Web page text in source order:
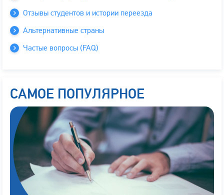
Отзывы студентов и истории переезда
Альтернативные страны
Частые вопросы (FAQ)
САМОЕ ПОПУЛЯРНОЕ